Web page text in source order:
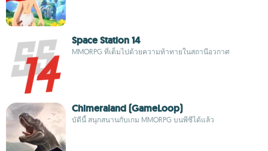
Space Station 14
MMORPG ที่เต็มไปด้วยความท้าทายในสถานีอวกาศ
Chimeraland (GameLoop)
บัดีนี้ สนุกสนานกับเกม MMORPG บนพีซีได้แล้ว